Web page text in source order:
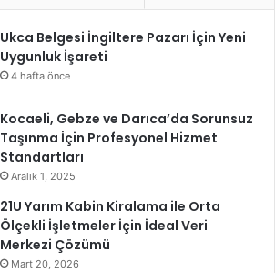
Ukca Belgesi İngiltere Pazarı İçin Yeni
Uygunluk İşareti
4 hafta önce
Kocaeli, Gebze ve Darıca’da Sorunsuz
Taşınma İçin Profesyonel Hizmet
Standartları
Aralık 1, 2025
21U Yarım Kabin Kiralama ile Orta
Ölçekli İşletmeler İçin İdeal Veri
Merkezi Çözümü
Mart 20, 2026